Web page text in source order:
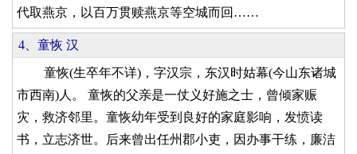
代取燕京，以百万贯赎燕京等空城而回……
4、童恢 汉
童恢(生卒年不详)，字汉宗，东汉时姑幕(今山东诸城
市西南)人。 童恢的父亲是一仗义好施之士，曾倾家赈
灾，救济邻里。童恢幼年受到良好的家庭影响，发愤读
书，立志济世。后来曾出任州郡小吏，因办事干练，廉洁